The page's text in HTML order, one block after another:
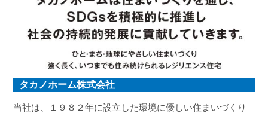
タカノホーム株式会社
当社は、１９８２年に設立した環境に優しい住まいづくり